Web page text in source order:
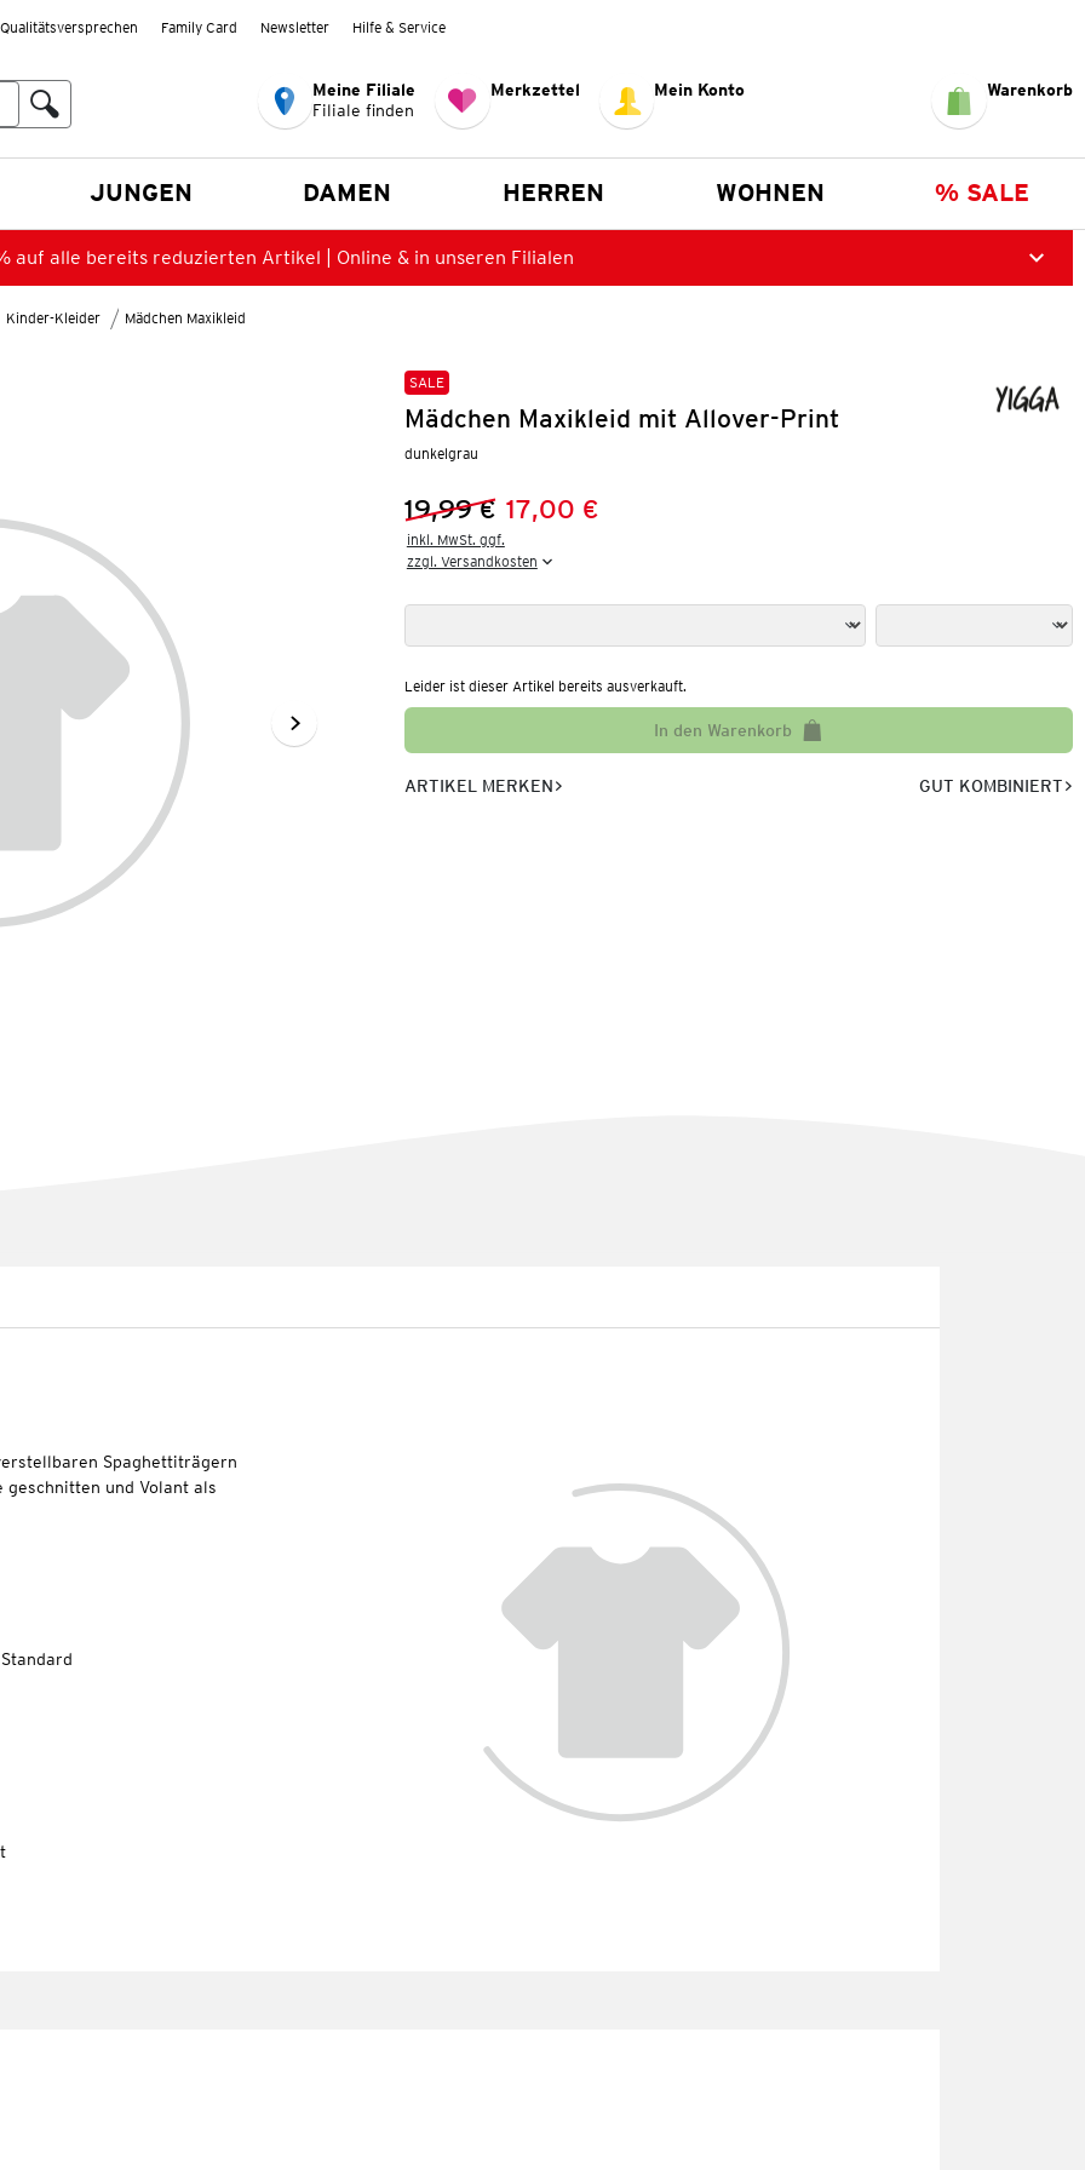
Qualitätsversprechen Family Card Newsletter Hilfe & Service
Meine Filiale
Filiale finden
Merkzettel Mein Konto Warenkorb
JUNGEN DAMEN HERREN WOHNEN % SALE
auf alle bereits reduzierten Artikel | Online & in unseren Filialen
Kinder-Kleider Mädchen Maxikleid
SALE
Mädchen Maxikleid mit Allover-Print
dunkelgrau
Vorheriger Preis:
19,99 €
Neuer Preis:
17,00 €
inkl. MwSt. ggf.
zzgl. Versandkosten
Leider ist dieser Artikel bereits ausverkauft.
In den Warenkorb
ARTIKEL MERKEN GUT KOMBINIERT
Spaghettiträgern
und Volant als